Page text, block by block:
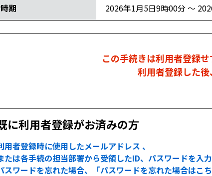
期 2026年1月5日9時00分 ～
この手続きは利用者登録
利用者登録した後
に利用者登録がお済みの方
用者登録時に使用したメールアドレス 、
たは各手続の担当部署から受領したID、パスワードを入力
スワードを忘れた場合、「パスワードを忘れた場合はこ